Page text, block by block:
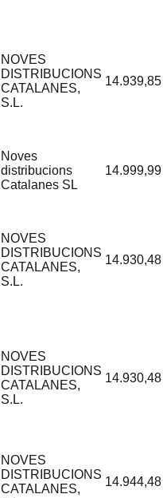
NOVES
DISTRIBUCIONS
CATALANES,
S.L.
Noves
distribucions
Catalanes SL
NOVES
DISTRIBUCIONS
CATALANES,
S.L.
NOVES
DISTRIBUCIONS
CATALANES,
S.L.
NOVES
DISTRIBUCIONS
CATALANES,